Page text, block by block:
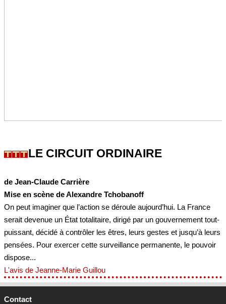
LE CIRCUIT ORDINAIRE
de Jean-Claude Carrière
Mise en scène de Alexandre Tchobanoff
On peut imaginer que l’action se déroule aujourd’hui. La France
serait devenue un État totalitaire, dirigé par un gouvernement tout-
puissant, décidé à contrôler les êtres, leurs gestes et jusqu’à leurs
pensées. Pour exercer cette surveillance permanente, le pouvoir
dispose...
L'avis de Jeanne-Marie Guillou
Contact